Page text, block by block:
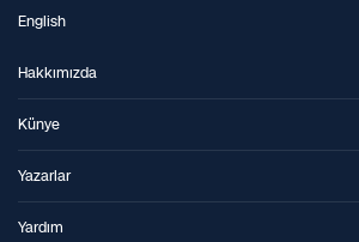
English
Hakkımızda
Künye
Yazarlar
Yardım